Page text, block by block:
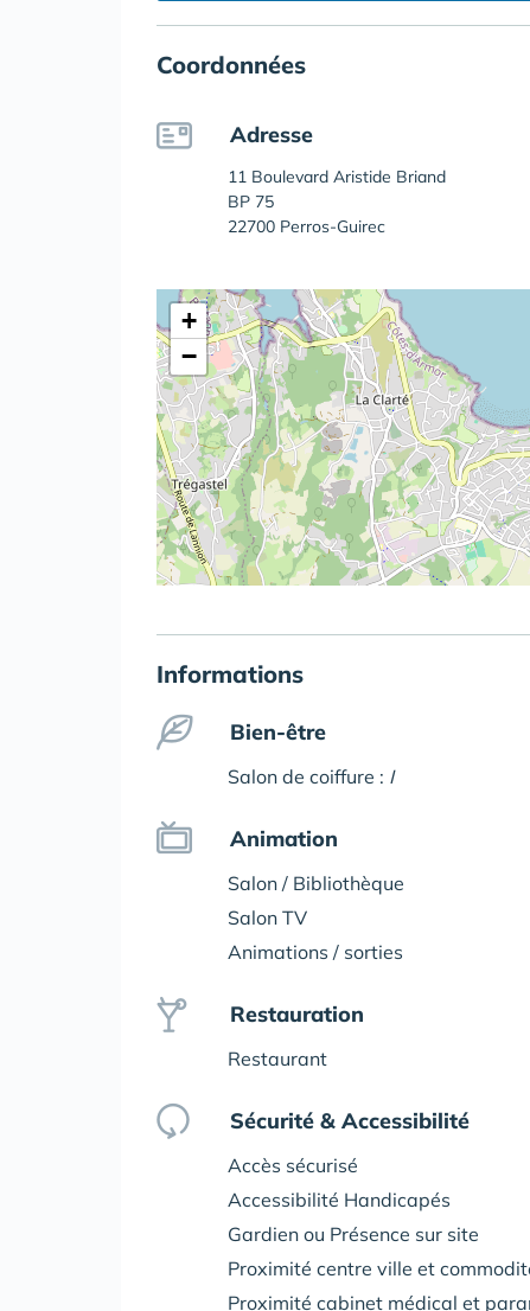
Coordonnées
Adresse
11 Boulevard Aristide Briand
BP 75
22700 Perros-Guirec
+
−
Informations
Bien-être
Salon de coiffure : I
Animation
Salon / Bibliothèque
Salon TV
Animations / sorties
Restauration
Restaurant
Sécurité & Accessibilité
Accès sécurisé
Accessibilité Handicapés
Gardien ou Présence sur site
Proximité centre ville et
Proximité cabinet médical et